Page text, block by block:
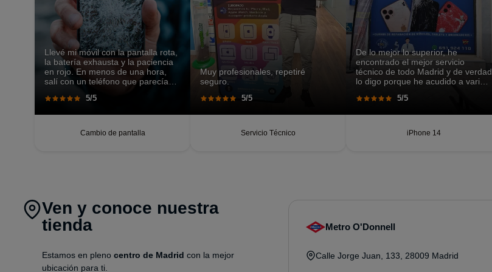
Llevé mi móvil con la pantalla rota,
la batería exhausta y la paciencia
en rojo. En menos de una hora,
salí con un teléfono que parecía
perfecta, respuesta táctil
5/5
Cambio de pantalla
Muy profesionales, repetiré
seguro.
5/5
Servicio Técnico
De lo mejor lo superior, he
encontrado el mejor servicio
técnico de todo Madrid y de verdad
lo digo porque he acudido a varios
solución a mi problema.
5/5
iPhone 14
Ven y conoce nuestra
tienda
Estamos en pleno centro de Madrid con la mejor
ubicación para ti.
Metro O'Donnell
Calle Jorge Juan, 133, 28009 Madrid